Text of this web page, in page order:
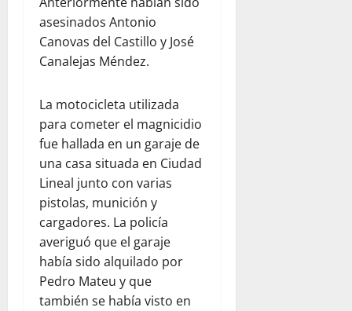
asesinados Antonio
Canovas del Castillo y José
Canalejas Méndez.
La motocicleta utilizada
para cometer el magnicidio
fue hallada en un garaje de
una casa situada en Ciudad
Lineal junto con varias
pistolas, munición y
cargadores. La policía
averiguó que el garaje
había sido alquilado por
Pedro Mateu y que
también se había visto en